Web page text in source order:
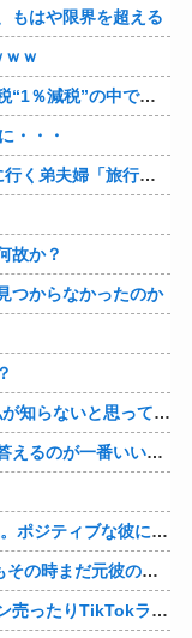
もはや限界を超える
ｗ
【社会】「飲食店潰れますよ」食料品消費税“1％減税”の中で上がる懸念 外食は10％で“9％”差に…一方で対象の弁当店でも悲痛な声「値下げできない…」
・・・
【衝撃】0歳児を玄関に置き去りにし旅行に行く弟夫婦「旅行中、1ヶ月世話しろw」18年後に返せと言われ「お前らの子供、捨てたよ?」「は!?」
故か？
つからなかったのか
【1/2】妻が不倫相手の子を産んだ。妻は私が知らないと思っている。遠方のため会うのは年に数回程度だが、今も不倫相手とは切れていない。そしてまもなく妻は不倫相手に会いに行く…
まんさん「イキそうって言われたらなんて答えるのが一番いい？」
無欲な旦那に比べ 、彼は自信満々で野心家。ポジティブな彼に惹かれバイト後や休みの日に会うようになり、男女の関係になるまで時間はいらなかった… だが彼はただのバカだったｗ
21歳の時に3歳年上の旦那と結婚した。でもその時まだ元彼のこと忘れられなくて、元彼の再アタックに負けて浮気しちゃって… でも結局ばれて旦那の辛そうな姿見て初めて後悔した…
ジャンポケ斉藤の被害女性「バウムクーヘン売ったりTikTokライブしててムカついたから示談しなかった」